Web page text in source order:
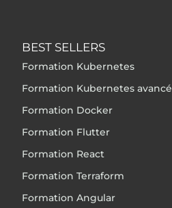
BEST SELLERS
Formation Kubernetes
Formation Kubernetes avancé
Formation Docker
Formation Flutter
Formation React
Formation Terraform
Formation Angular